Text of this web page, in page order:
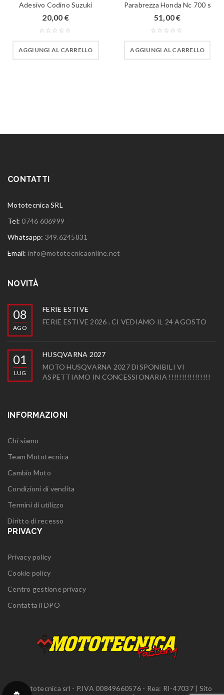
Adesivo Codino Suzuki
20,00 €
AGGIUNGI AL CARRELLO
Parabrezza Honda Nc 700 s
51,00€
AGGIUNGI AL CARRELLO
CONTATTI
Mototecnica SRL
Tel:0746 606999
Whatsapp: 349.6245831
Email: info@mototecnicaonline.net
NOVITÀ
08
AGO
FERIE ESTIVE
FERIE ESTIVE 2026 . CI VEDIAMO IL 24 AGOSTO
01
LUG
HUSQVARNA 2027
MOTO HUSQVARNA 2027 DISPONIBILI VI
ASPETTIAMO IN CONCESSIONARIA !!!!!!!!!!!!!!!!
INFORMAZIONI
Chi siamo
Team Mototecnica
Cambio Moto
Condizioni di vendita
Termini di utilizzo
Diritto di recesso
PRIVACY
Privacy policy
Cookie policy
Centro gestione privacy
Contatta il DPO
© Mototecnica srl - P.IVA 00849660576 - Rea: RI-47037 | Sito